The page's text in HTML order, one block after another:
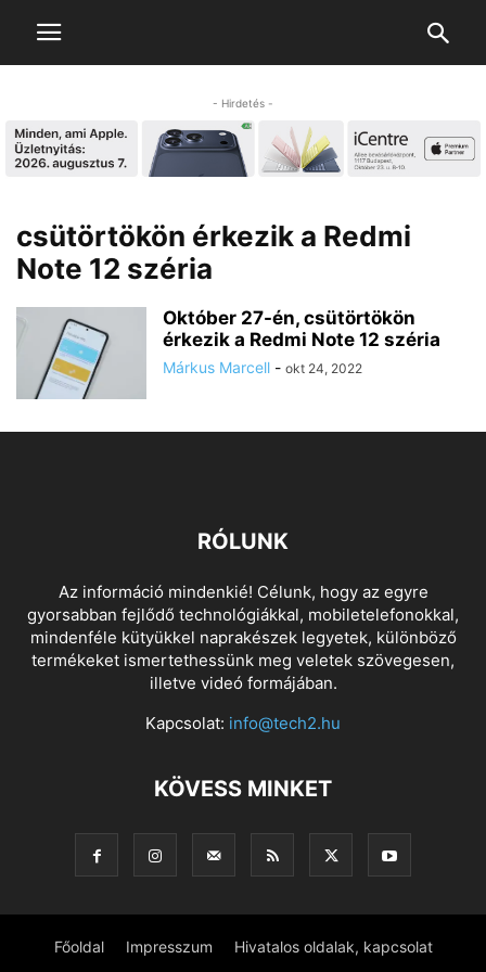
- Hirdetés -
csütörtökön érkezik a Redmi
Note 12 széria
Október 27-én, csütörtökön
érkezik a Redmi Note 12 széria
Márkus Marcell - okt 24, 2022
RÓLUNK
Az információ mindenkié! Célunk, hogy az egyre
gyorsabban fejlődő technológiákkal, mobiletelefonokkal,
mindenféle kütyükkel naprakészek legyetek, különböző
termékeket ismertethessünk meg veletek szövegesen,
illetve videó formájában.
Kapcsolat: info@tech2.hu
KÖVESS MINKET
Főoldal Impresszum Hivatalos oldalak, kapcsolat